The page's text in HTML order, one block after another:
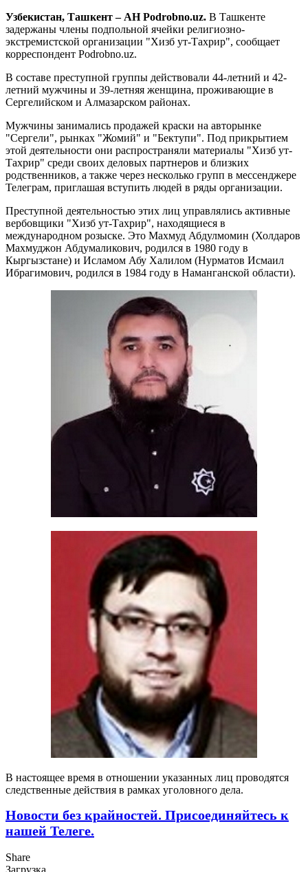
Узбекистан, Ташкент – АН Podrobno.uz. В Ташкенте
задержаны члены подпольной ячейки религиозно-
экстремистской организации "Хизб ут-Тахрир", сообщает
корреспондент Podrobno.uz.
В составе преступной группы действовали 44-летний и 42-
летний мужчины и 39-летняя женщина, проживающие в
Сергелийском и Алмазарском районах.
Мужчины занимались продажей краски на авторынке
"Сергели", рынках "Жомий" и "Бектупи". Под прикрытием
этой деятельности они распространяли материалы "Хизб ут-
Тахрир" среди своих деловых партнеров и близких
родственников, а также через несколько групп в мессенджере
Телеграм, приглашая вступить людей в ряды организации.
Преступной деятельностью этих лиц управлялись активные
вербовщики "Хизб ут-Тахрир", находящиеся в
международном розыске. Это Махмуд Абдулмомин (Холдаров
Махмуджон Абдумаликович, родился в 1980 году в
Кыргызстане) и Исламом Абу Халилом (Нурматов Исмаил
Ибрагимович, родился в 1984 году в Наманганской области).
В настоящее время в отношении указанных лиц проводятся
следственные действия в рамках уголовного дела.
Новости без крайностей. Присоединяйтесь к
нашей Телеге.
Share
Загрузка